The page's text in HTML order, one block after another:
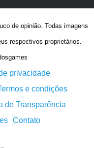
de opinião. Todas imagens
respectivos proprietários.
privacidade
e condições
de Transparência
Contato